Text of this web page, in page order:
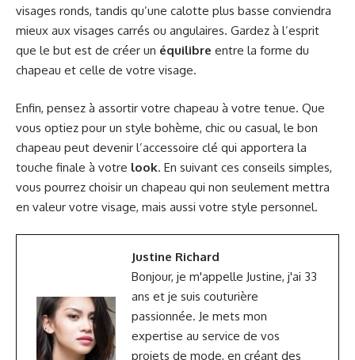
visages ronds, tandis qu’une calotte plus basse conviendra
mieux aux visages carrés ou angulaires. Gardez à l’esprit
que le but est de créer un équilibre entre la forme du
chapeau et celle de votre visage.
Enfin, pensez à assortir votre chapeau à votre tenue. Que
vous optiez pour un style bohème, chic ou casual, le bon
chapeau peut devenir l’accessoire clé qui apportera la
touche finale à votre look. En suivant ces conseils simples,
vous pourrez choisir un chapeau qui non seulement mettra
en valeur votre visage, mais aussi votre style personnel.
Justine Richard
Bonjour, je m'appelle Justine, j'ai 33
ans et je suis couturière
passionnée. Je mets mon
expertise au service de vos
projets de mode, en créant des